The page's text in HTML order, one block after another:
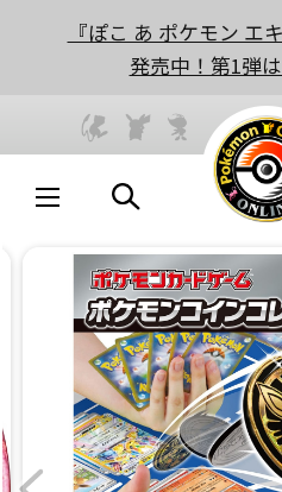
『ぽこ あ ポケモン エ
発売中！第1弾